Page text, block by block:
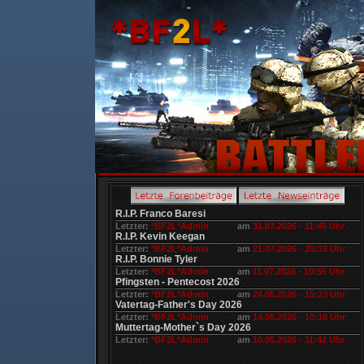
R.I.P. Franco Baresi
Letzter: *BF2L*Admin am 31.07.2026 - 11:45 Uhr
R.I.P. Kevin Keegan
Letzter: *BF2L*Admin am 21.07.2026 - 20:33 Uhr
R.I.P. Bonnie Tyler
Letzter: *BF2L*Admin am 11.07.2026 - 10:55 Uhr
Pfingsten - Pentecost 2026
Letzter: *BF2L*Admin am 24.05.2026 - 15:23 Uhr
Vatertag-Father's Day 2026
Letzter: *BF2L*Admin am 14.05.2026 - 10:18 Uhr
Muttertag-Mother`s Day 2026
Letzter: *BF2L*Admin am 10.05.2026 - 11:42 Uhr